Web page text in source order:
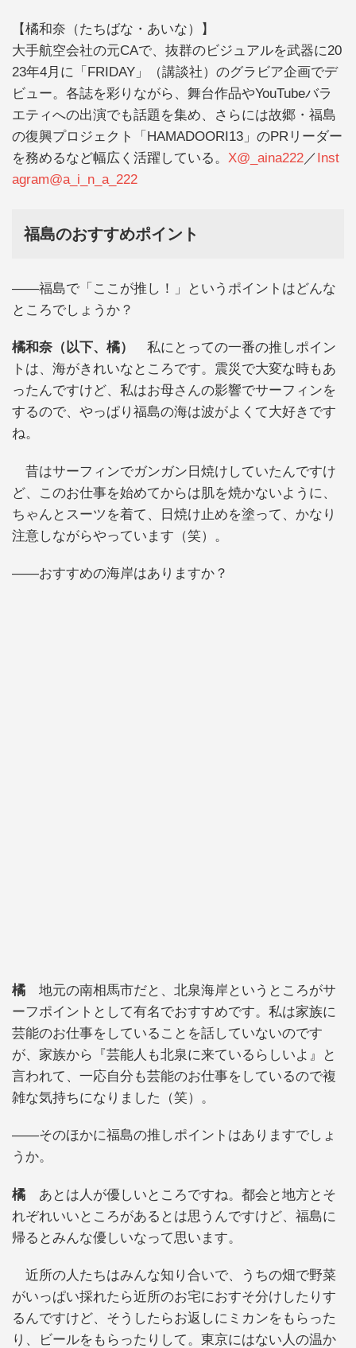
【橘和奈（たちばな・あいな）】
大手航空会社の元CAで、抜群のビジュアルを武器に20
23年4月に「FRIDAY」（講談社）のグラビア企画でデ
ビュー。各誌を彩りながら、舞台作品やYouTubeバラ
エティへの出演でも話題を集め、さらには故郷・福島
の復興プロジェクト「HAMADOORI13」のPRリーダー
を務めるなど幅広く活躍している。 X@_aina222／Inst
agram@a_i_n_a_222
福島のおすすめポイント
――福島で「ここが推し！」というポイントはどんな
ところでしょうか？
橘和奈（以下、橘）
私にとっての一番の推しポイン
トは、海がきれいなところです。震災で大変な時もあ
ったんですけど、私はお母さんの影響でサーフィンを
するので、やっぱり福島の海は波がよくて大好きです
ね。
昔はサーフィンでガンガン日焼けしていたんですけ
ど、このお仕事を始めてからは肌を焼かないように、
ちゃんとスーツを着て、日焼け止めを塗って、かなり
注意しながらやっています（笑）。
――おすすめの海岸はありますか？
橘 地元の南相馬市だと、北泉海岸というところがサ
ーフポイントとして有名でおすすめです。私は家族に
芸能のお仕事をしていることを話していないのです
が、家族から『芸能人も北泉に来ているらしいよ』と
言われて、一応自分も芸能のお仕事をしているので複
雑な気持ちになりました（笑）。
――そのほかに福島の推しポイントはありますでしょ
うか。
橘 あとは人が優しいところですね。都会と地方とそ
れぞれいいところがあるとは思うんですけど、福島に
帰るとみんな優しいなって思います。
近所の人たちはみんな知り合いで、うちの畑で野菜
がいっぱい採れたら近所のお宅におすそ分けしたりす
るんですけど、そうしたらお返しにミカンをもらった
り、ビールをもらったりして。東京にはない人の温か